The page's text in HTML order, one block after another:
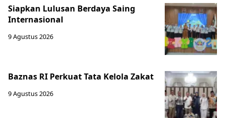
Siapkan Lulusan Berdaya Saing
Internasional
9 Agustus 2026
Baznas RI Perkuat Tata Kelola Zakat
9 Agustus 2026